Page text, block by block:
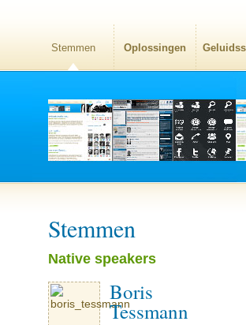
Stemmen Oplossingen
Stemmen
Native speakers
Boris
Tessmann